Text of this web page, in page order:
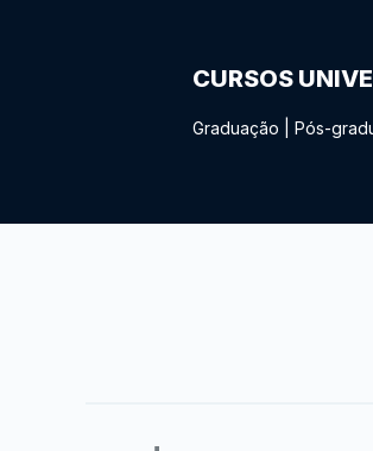
CURSOS
Graduação Pós-